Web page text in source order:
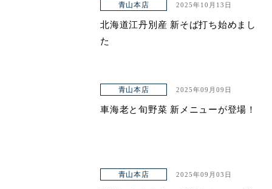
青山本店 2025年10月13日
北海道江丹別産 新そば打ち始めまし
た
青山本店 2025年09月09日
車海老と旬野菜 新メニューが登場！
青山本店 2025年09月03日